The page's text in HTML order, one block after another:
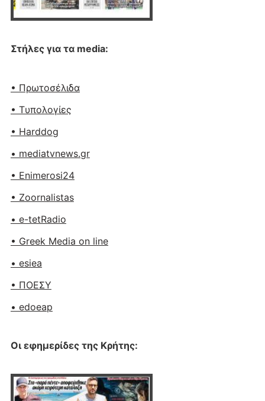
Στήλες για τα media:
• Πρωτοσέλιδα
• Tυπολογίες
• Harddog
• mediatvnews.gr
• Enimerosi24
• Zoornalistas
• e-tetRadio
• Greek Media on line
• esiea
• ΠΟΕΣΥ
• edoeap
Οι εφημερίδες της Κρήτης: